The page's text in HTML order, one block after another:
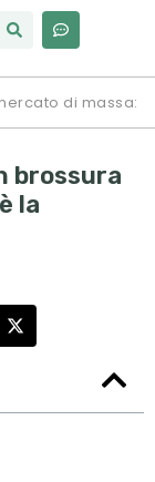
di massa:
brossura
la